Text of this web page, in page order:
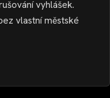
vyhlášek.
vlastní městské